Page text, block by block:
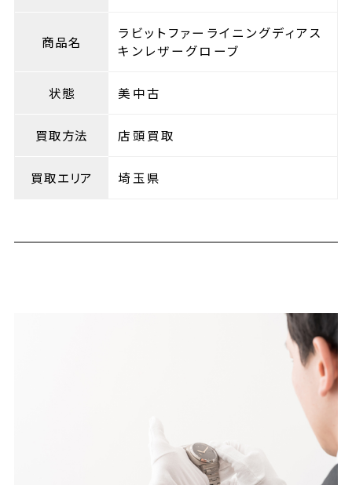
商品名
ラビットファーライニングディアス
キンレザーグローブ
状態 美中古
買取方法 店頭買取
買取エリア 埼玉県